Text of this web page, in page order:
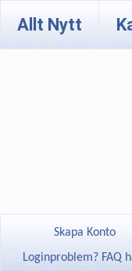
Allt Nytt
Skapa Konto
Loginproblem? FAQ